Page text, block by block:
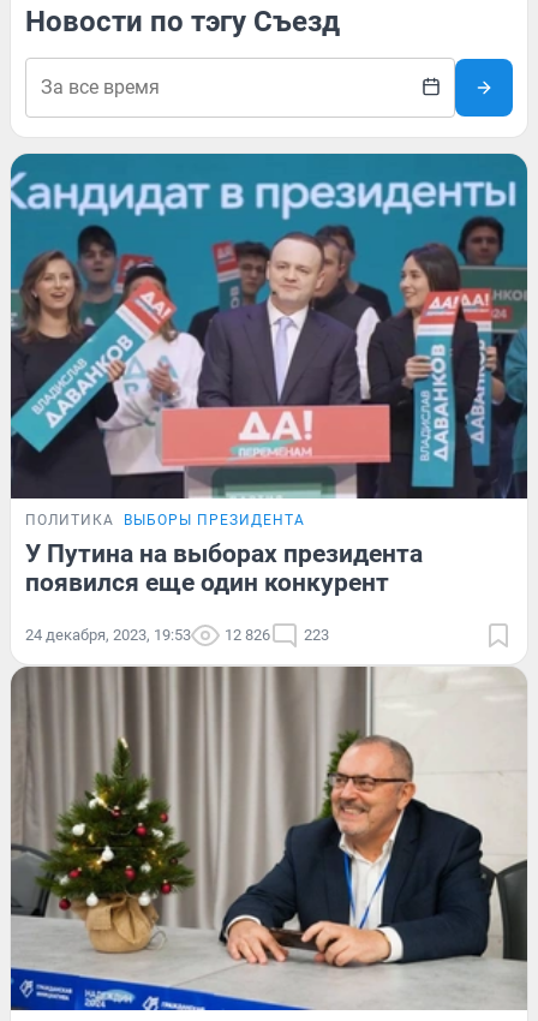
Новости по тэгу Съезд
ПОЛИТИКА ВЫБОРЫ ПРЕЗИДЕНТА
У Путина на выборах президента
появился еще один конкурент
24 декабря, 2023, 19:53 12 826 223